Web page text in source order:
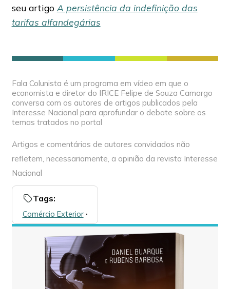
seu artigo A persistência da indefinição das
tarifas alfandegárias
Fala Colunista é um programa em vídeo em que o
economista e diretor do IRICE Felipe de Souza Camargo
conversa com os autores de artigos publicados pela
Interesse Nacional para aprofundar o debate sobre os
temas tratados no portal
Artigos e comentários de autores convidados não
refletem, necessariamente, a opinião da revista Interesse
Nacional
Tags:
Comércio Exterior🞌